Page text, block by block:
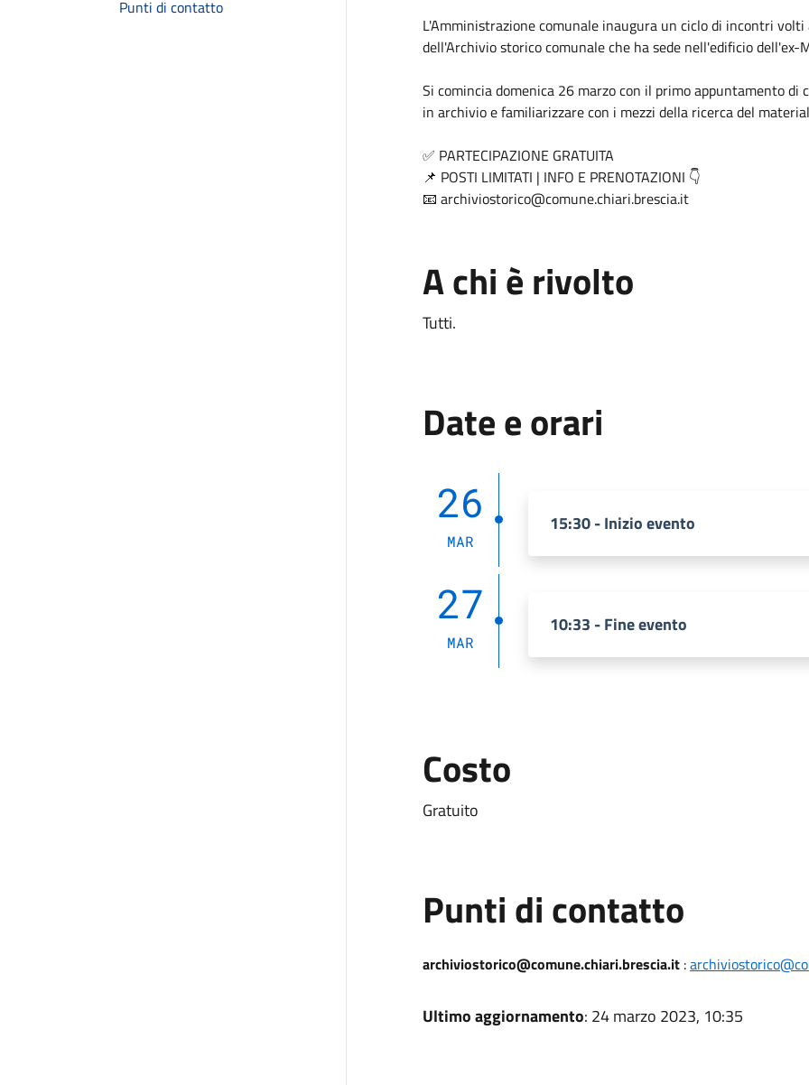
Punti di contatto
L'Amministrazione comunale inaugura un ciclo di incontri
dell'Archivio storico comunale che ha sede nell'edificio dell'ex-
Si comincia domenica 26 marzo con il primo appuntamento
in archivio e familiarizzare con i mezzi della ricerca del
✅ PARTECIPAZIONE GRATUITA
📌 POSTI LIMITATI | INFO E PRENOTAZIONI 👇
📧 archiviostorico@comune.chiari.brescia.it
A chi è rivolto
Tutti.
Date e orari
26
MAR
15:30 - Inizio evento
27
MAR
10:33 - Fine evento
Costo
Gratuito
Punti di contatto
archiviostorico@comune.chiari.brescia.it:
Ultimo aggiornamento: 24 marzo 2023, 10:35